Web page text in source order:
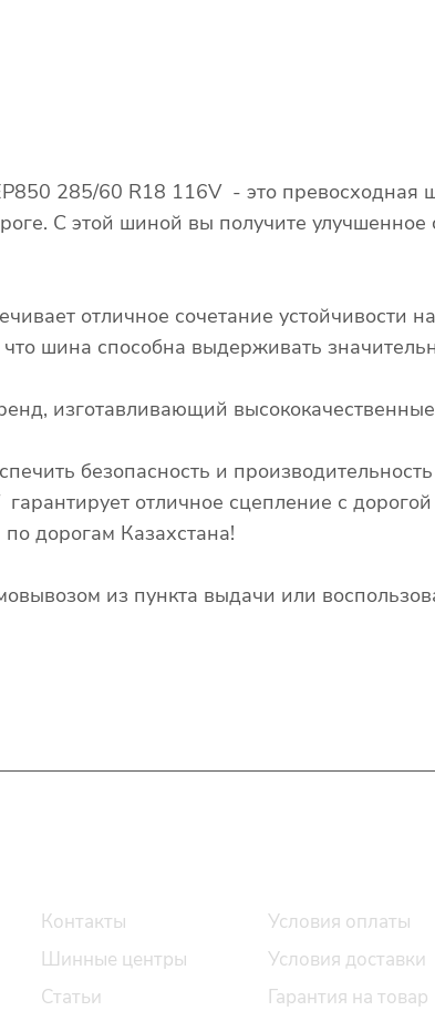
285/60 R18 116V - это превосходная
С этой шиной вы получите
отличное сочетание устойчивости
шина способна выдерживать
изготавливающий
безопасность и
отличное сцепление с
дорогам Казахстана!
из пункта выдачи или
Контакты
Шинные центры
Статьи
Условия оплаты
Условия доставки
Гарантия на товар